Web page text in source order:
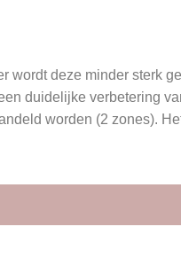
wordt deze minder sterk
duidelijke verbetering
worden (2 zones).